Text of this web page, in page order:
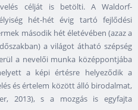
célját is betölti. A Waldorf-
hét-hét évig tartó fejlődési
második hét életévében (azaz a
a világot átható szépség
a nevelői munka középpontjába
a képi értésre helyeződik a
és értelem között álló birodalmat,
2013), s a mozgás is egyfajta